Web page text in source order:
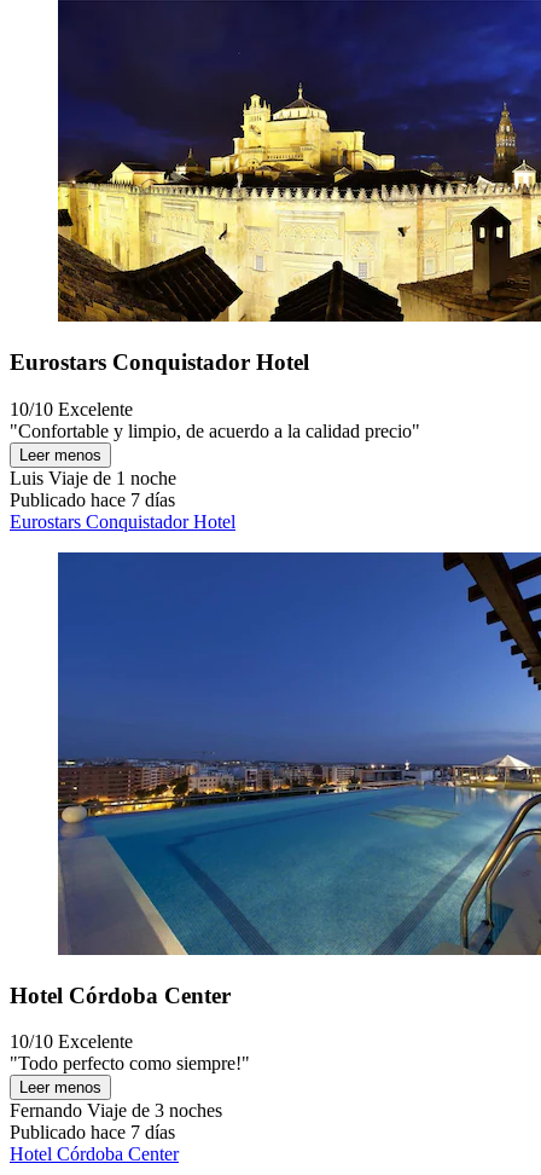
Eurostars Conquistador Hotel
10/10 Excelente
"Confortable y limpio, de acuerdo a la calidad precio"
Leer menos
Luis Viaje de 1 noche
Publicado hace 7 días
Eurostars Conquistador Hotel
Hotel Córdoba Center
10/10 Excelente
"Todo perfecto como siempre!"
Leer menos
Fernando Viaje de 3 noches
Publicado hace 7 días
Hotel Córdoba Center